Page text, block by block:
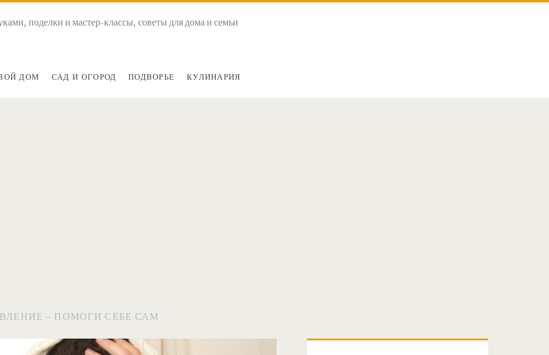
поделки и мастер-классы, советы для дома и семьи
ДОМ САД И ОГОРОД ПОДВОРЬЕ КУЛИНАРИЯ
– ПОМОГИ СЕБЕ САМ